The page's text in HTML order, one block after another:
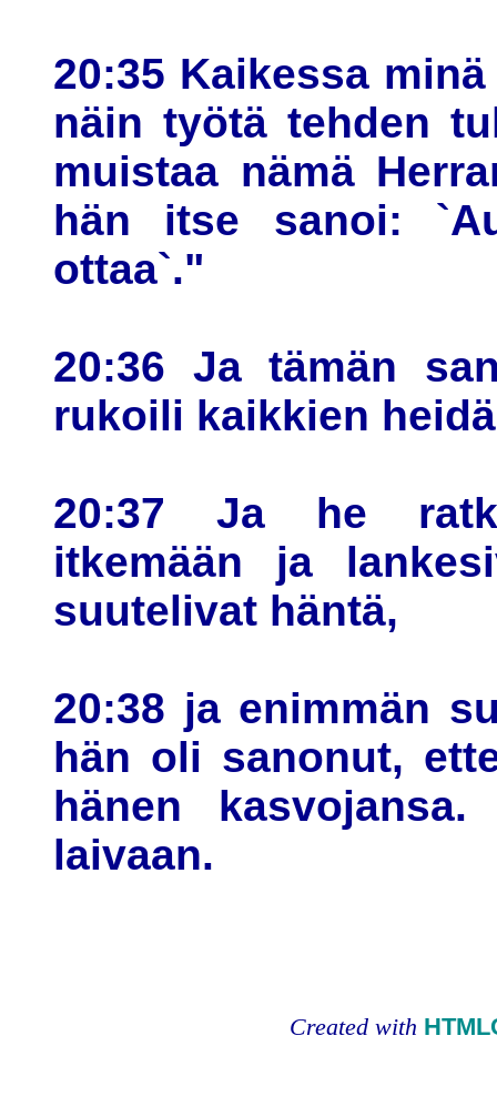
20:35 Kaikessa
näin työtä tehden
muistaa nämä
hän itse sanoi:
ottaa`."
20:36 Ja tämän
rukoili kaikkien
20:37 Ja he
itkemään ja
suutelivat häntä,
20:38 ja enimmän
hän oli sanonut,
hänen
laivaan.
Created with